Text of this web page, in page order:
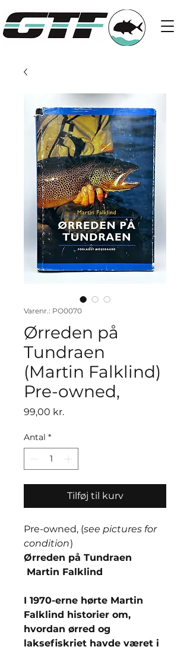
Varenr.: PO0070
Ørreden på
Tundraen
(Martin Falklind)
Pre-owned,
99,00 kr.Pris
Antal *
Tilføj til kurv
Pre-owned, (see pictures for
condition)
Ørreden på Tundraen
Martin Falklind
I 1970-erne hørte Martin
Falklind historier om,
hvordan ørred og
laksefiskriet havde været i